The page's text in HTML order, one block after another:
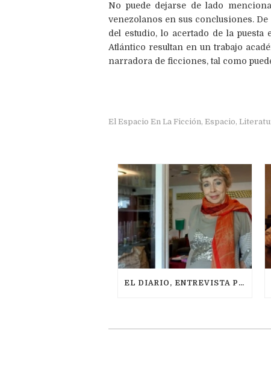
No puede dejarse de lado
venezolanos en sus conclusiones.
del estudio, lo acertado de la
Atlántico resultan en un trabajo
narradora de ficciones, tal como
El Espacio En La Ficción, Espacio,
EL DIARIO, ENTREVISTA POR JOSÉ MIGUEL FERRER, MAYO 2021